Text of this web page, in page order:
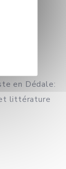
en Dédale:
littérature